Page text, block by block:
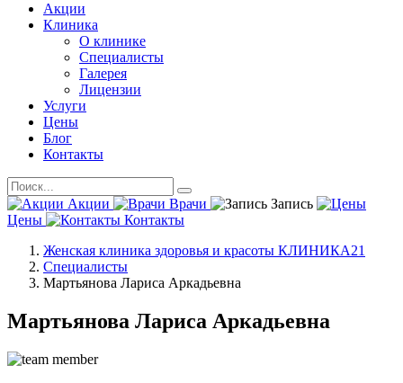
Акции
Клиника
О клинике
Специалисты
Галерея
Лицензии
Услуги
Цены
Блог
Контакты
Акции Врачи
Запись
Цены
Контакты
Женская клиника здоровья и красоты КЛИНИКА21
Специалисты
Мартьянова Лариса Аркадьевна
Мартьянова Лариса Аркадьевна